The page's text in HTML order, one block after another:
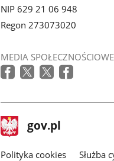
NIP 629 21 06 948
Regon 273073020
MEDIA
stopka
gov.pl Strona
gov.pl
gov.pl
Polityka cookies Służba